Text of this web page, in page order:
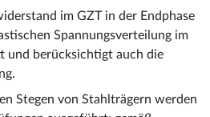
im GZT in der Endphase
Spannungsverteilung im
und berücksichtigt auch die
Stegen von Stahlträgern werden